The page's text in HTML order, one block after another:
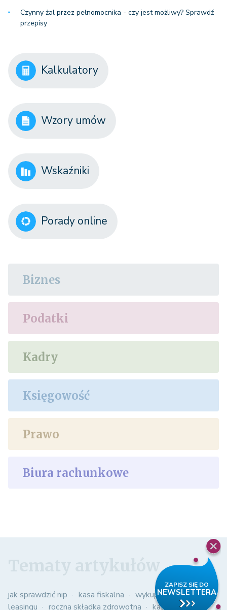
Czynny żal przez pełnomocnika - czy jest możliwy? Sprawdź
przepisy
Kalkulatory
Wzory umów
Wskaźniki
Porady online
Biznes
Podatki
Kadry
Księgowość
Prawo
Biura rachunkowe
jak sprawdzić nip kasa fiskalna
wykup samochodu z
leasingu
roczna składka zdrowotna kasowy pit